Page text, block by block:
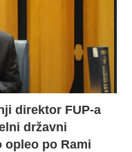
direktor FUP-a
državni
opleo po Rami